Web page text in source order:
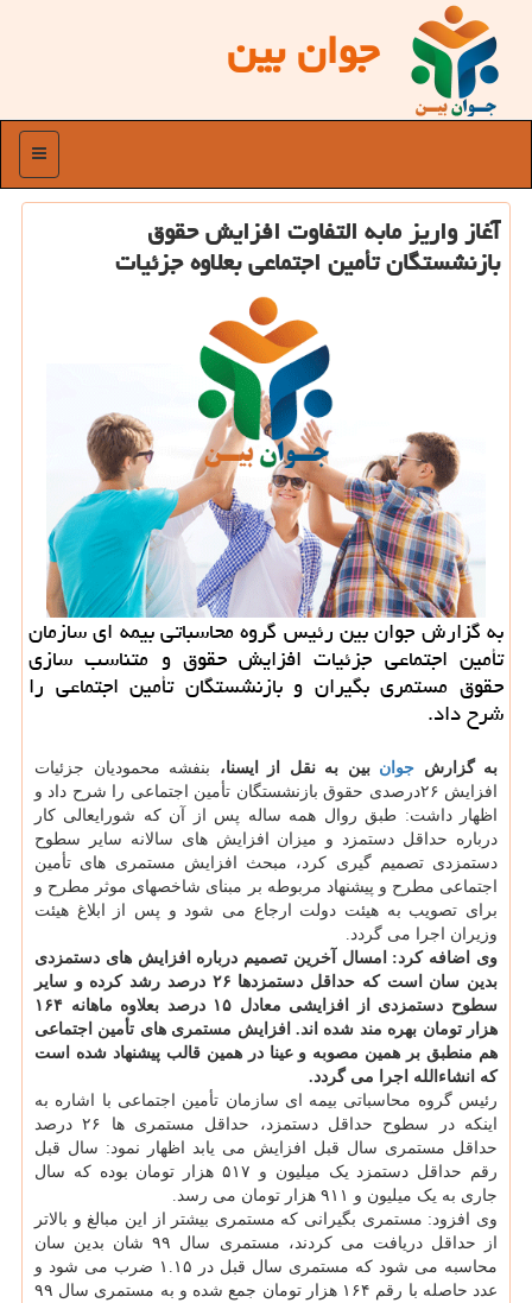
جوان بین
منو
آغاز واریز مابه التفاوت افزایش حقوق
بازنشستگان تأمین اجتماعی بعلاوه جزئیات
به گزارش جوان بین رئیس گروه محاسباتی بیمه ای سازمان
تأمین اجتماعی جزئیات افزایش حقوق و متناسب سازی
حقوق مستمری بگیران و بازنشستگان تأمین اجتماعی را
شرح داد.
به گزارش جوان بین به نقل از ایسنا، بنفشه محمودیان جزئیات
افزایش ۲۶درصدی حقوق بازنشستگان تأمین اجتماعی را شرح داد و
اظهار داشت: طبق روال همه ساله پس از آن که شورایعالی کار
درباره حداقل دستمزد و میزان افزایش های سالانه سایر سطوح
دستمزدی تصمیم گیری کرد، مبحث افزایش مستمری های تأمین
اجتماعی مطرح و پیشنهاد مربوطه بر مبنای شاخصهای موثر مطرح و
برای تصویب به هیئت دولت ارجاع می شود و پس از ابلاغ هیئت
وزیران اجرا می گردد.
وی اضافه کرد: امسال آخرین تصمیم درباره افزایش های دستمزدی
بدین سان است که حداقل دستمزدها ۲۶ درصد رشد کرده و سایر
سطوح دستمزدی از افزایشی معادل ۱۵ درصد بعلاوه ماهانه ۱۶۴
هزار تومان بهره مند شده اند. افزایش مستمری های تأمین اجتماعی
هم منطبق بر همین مصوبه و عینا در همین قالب پیشنهاد شده است
که انشاءالله اجرا می گردد.
رئیس گروه محاسباتی بیمه ای سازمان تأمین اجتماعی با اشاره به
اینکه در سطوح حداقل دستمزد، حداقل مستمری ها ۲۶ درصد
حداقل مستمری سال قبل افزایش می یابد اظهار نمود: سال قبل
رقم حداقل دستمزد یک میلیون و ۵۱۷ هزار تومان بوده که سال
جاری به یک میلیون و ۹۱۱ هزار تومان می رسد.
وی افزود: مستمری بگیرانی که مستمری بیشتر از این مبالغ و بالاتر
از حداقل دریافت می کردند، مستمری سال ۹۹ شان بدین سان
محاسبه می شود که مستمری سال قبل در ۱.۱۵ ضرب می شود و
عدد حاصله با رقم ۱۶۴ هزار تومان جمع شده و به مستمری سال ۹۹